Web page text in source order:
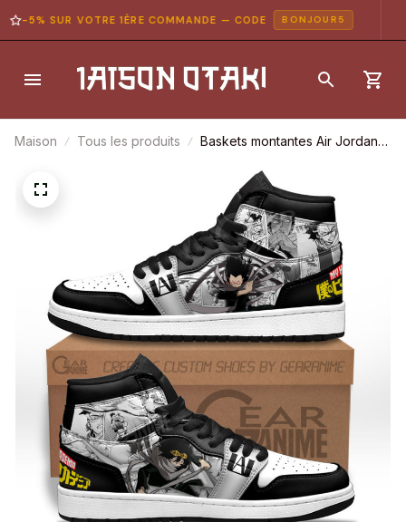
-5% SUR VOTRE 1ÈRE COMMANDE — CODE BONJOUR5
Maison Tous les produits
Baskets montantes Air Jordan
montantes My Hero Academia